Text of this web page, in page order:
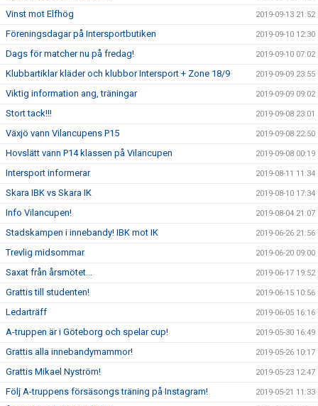
Vinst mot Elfhög 2019-09-13 21:52
Föreningsdagar på Intersportbutiken 2019-09-10 12:30
Dags för matcher nu på fredag! 2019-09-10 07:02
Klubbartiklar kläder och klubbor Intersport + Zone 18/9 2019-09-09 23:55
Viktig information ang, träningar 2019-09-09 09:02
Stort tack!!! 2019-09-08 23:01
Växjö vann Vilancupens P15 2019-09-08 22:50
Hovslätt vann P14 klassen på Vilancupen 2019-09-08 00:19
Intersport informerar 2019-08-11 11:34
Skara IBK vs Skara IK 2019-08-10 17:34
Info Vilancupen! 2019-08-04 21:07
Stadskampen i innebandy! IBK mot IK 2019-06-26 21:56
Trevlig midsommar 2019-06-20 09:00
Saxat från årsmötet... 2019-06-17 19:52
Grattis till studenten! 2019-06-15 10:56
Ledarträff 2019-06-05 16:16
A-truppen är i Göteborg och spelar cup! 2019-05-30 16:49
Grattis alla innebandymammor! 2019-05-26 10:17
Grattis Mikael Nyström! 2019-05-23 12:47
Följ A-truppens försäsongs träning på Instagram! 2019-05-21 11:33